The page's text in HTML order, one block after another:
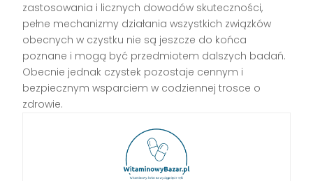
zastosowania i licznych dowodów skuteczności,
pełne mechanizmy działania wszystkich związków
obecnych w czystku nie są jeszcze do końca
poznane i mogą być przedmiotem dalszych badań.
Obecnie jednak czystek pozostaje cennym i
bezpiecznym wsparciem w codziennej trosce o
zdrowie.